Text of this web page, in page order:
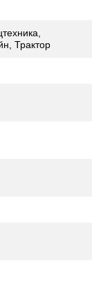
Трактор